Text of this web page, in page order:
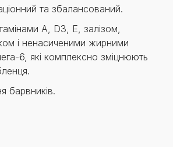
та збалансований.
А, D3, Е, залізом,
і ненасиченими жирними
6, які комплексно зміцнюють
барвників.